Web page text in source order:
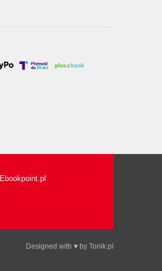
Ebookpoint.pl
Designed with ♥ by Tonik.pl